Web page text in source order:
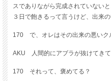
スでありながら完成されていない
３日で飽きるって言うけど、出来
170 で、オレはその出来の悪いク
AKU 人間的にアブラが抜けてきて
170 それって、褒めてる？